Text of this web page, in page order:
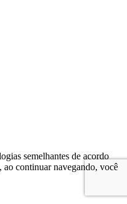
semelhantes de acordo
ao continuar navegando, você